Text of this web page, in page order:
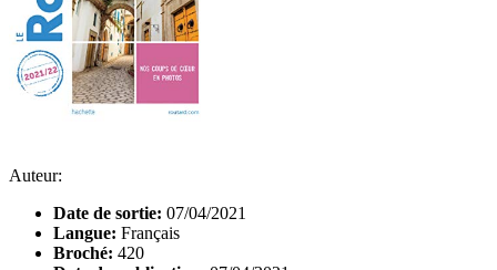
Auteur:
Date de sortie: 07/04/2021
Langue: Français
Broché: 420